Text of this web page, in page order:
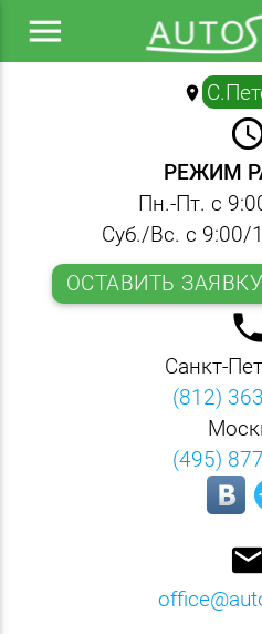
menu
location_on
РЕЖИМ
Пн.-Пт. с
Суб./Вс. с 9:00/
ОСТАВИТЬ ЗАЯВКУ
local_phone
Санкт-
(812)
(495)